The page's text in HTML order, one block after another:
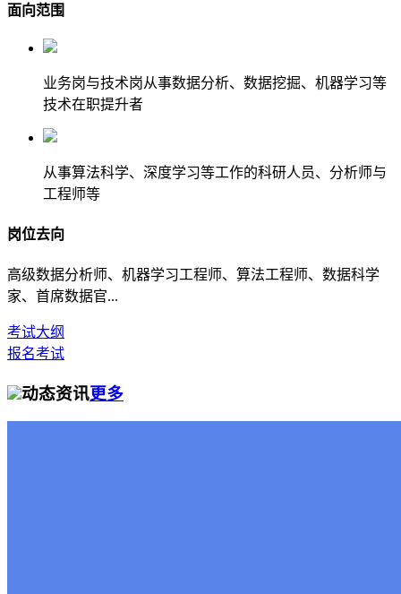
面向范围
业务岗与技术岗从事数据分析、数据挖掘、机器学习等
技术在职提升者
从事算法科学、深度学习等工作的科研人员、分析师与
工程师等
岗位去向
高级数据分析师、机器学习工程师、算法工程师、数据科学
家、首席数据官...
考试大纲
报名考试
动态资讯更多